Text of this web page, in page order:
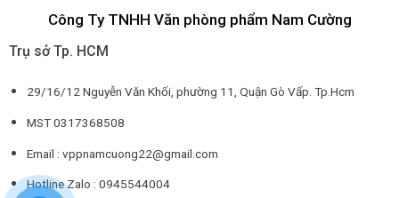
Công Ty TNHH Văn phòng phẩm Nam Cường
Trụ sở Tp. HCM
29/16/12 Nguyễn Văn Khối, phường 11, Quận Gò Vấp. Tp.Hcm
MST 0317368508
Email : vppnamcuong22@gmail.com
Hotline Zalo : 0945544004